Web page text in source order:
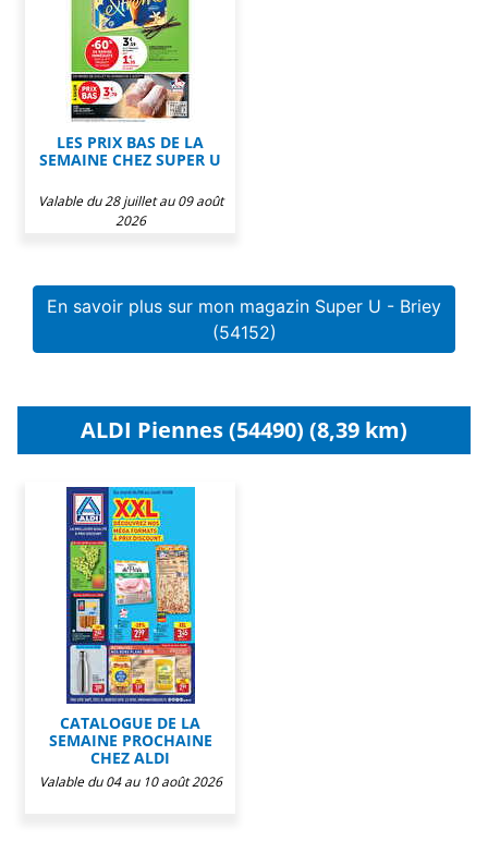
LES PRIX BAS DE LA
SEMAINE CHEZ SUPER U
Valable du 28 juillet au 09 août
2026
En savoir plus sur mon magazin Super U - Briey
(54152)
ALDI Piennes (54490) (8,39 km)
CATALOGUE DE LA
SEMAINE PROCHAINE
CHEZ ALDI
Valable du 04 au 10 août 2026